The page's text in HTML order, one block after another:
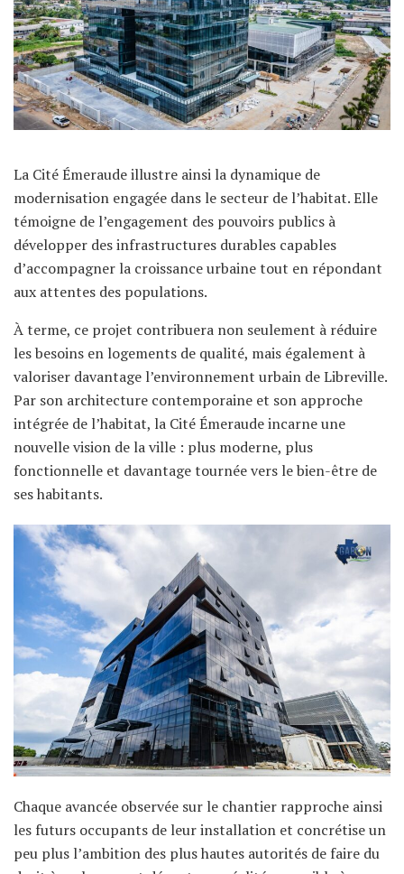
La Cité Émeraude illustre ainsi la dynamique de
modernisation engagée dans le secteur de l’habitat. Elle
témoigne de l’engagement des pouvoirs publics à
développer des infrastructures durables capables
d’accompagner la croissance urbaine tout en répondant
aux attentes des populations.
À terme, ce projet contribuera non seulement à réduire
les besoins en logements de qualité, mais également à
valoriser davantage l’environnement urbain de Libreville.
Par son architecture contemporaine et son approche
intégrée de l’habitat, la Cité Émeraude incarne une
nouvelle vision de la ville : plus moderne, plus
fonctionnelle et davantage tournée vers le bien-être de
ses habitants.
Chaque avancée observée sur le chantier rapproche ainsi
les futurs occupants de leur installation et concrétise un
peu plus l’ambition des plus hautes autorités de faire du